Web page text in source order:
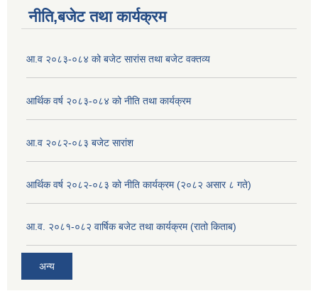
नीति,बजेट तथा कार्यक्रम
आ.व २०८३-०८४ को बजेट सारांस तथा बजेट वक्तव्य
आर्थिक वर्ष २०८३-०८४ को नीति तथा कार्यक्रम
आ.व २०८२-०८३ बजेट सारांश
आर्थिक वर्ष २०८२-०८३ को नीति कार्यक्रम (२०८२ असार ८ गते)
आ.व. २०८१-०८२ वार्षिक बजेट तथा कार्यक्रम (रातो किताब)
अन्य